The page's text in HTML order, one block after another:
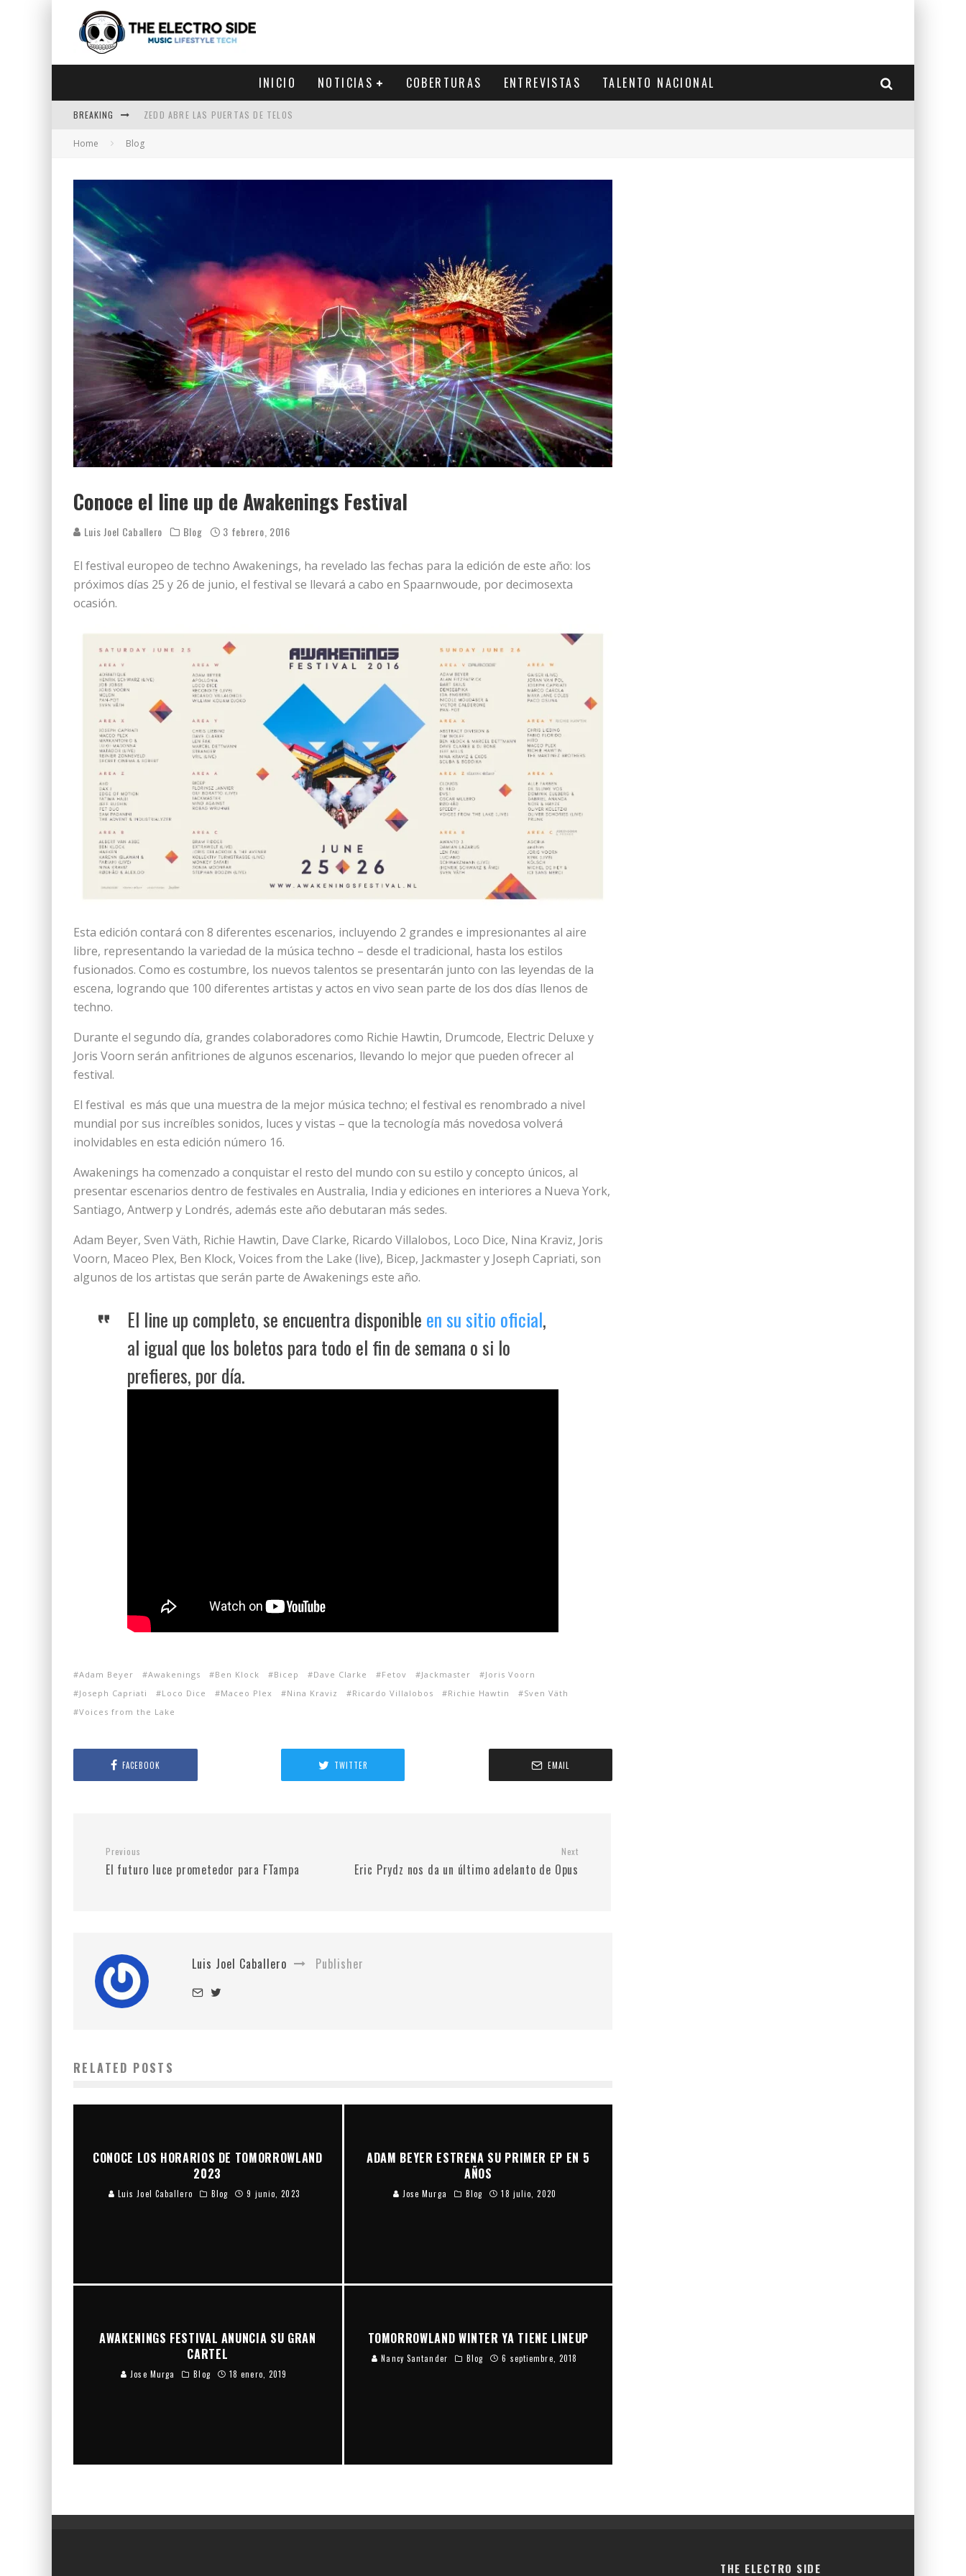
INICIO NOTICIAS COBERTURAS ENTREVISTAS TALENTO NACIONAL
BREAKING ZEDD ABRE LAS PUERTAS DE TELOS
ZEDD IN THE PARK VUELVE A LA
Home Blog
Conoce el line up de Awakenings Festival
Luis Joel Caballero Blog 3 febrero, 2016
El festival europeo de techno Awakenings, ha revelado las fechas para la edición de este año: los
próximos días 25 y 26 de junio, el festival se llevará a cabo en Spaarnwoude, por decimosexta
ocasión.
Esta edición contará con 8 diferentes escenarios, incluyendo 2 grandes e impresionantes al aire
libre, representando la variedad de la música techno – desde el tradicional, hasta los estilos
fusionados. Como es costumbre, los nuevos talentos se presentarán junto con las leyendas de la
escena, logrando que 100 diferentes artistas y actos en vivo sean parte de los dos días llenos de
techno.
Durante el segundo día, grandes colaboradores como Richie Hawtin, Drumcode, Electric Deluxe y
Joris Voorn serán anfitriones de algunos escenarios, llevando lo mejor que pueden ofrecer al
festival.
El festival es más que una muestra de la mejor música techno; el festival es renombrado a nivel
mundial por sus increíbles sonidos, luces y vistas – que la tecnología más novedosa volverá
inolvidables en esta edición número 16.
Awakenings ha comenzado a conquistar el resto del mundo con su estilo y concepto únicos, al
presentar escenarios dentro de festivales en Australia, India y ediciones en interiores a Nueva York,
Santiago, Antwerp y Londrés, además este año debutaran más sedes.
Adam Beyer, Sven Väth, Richie Hawtin, Dave Clarke, Ricardo Villalobos, Loco Dice, Nina Kraviz, Joris
Voorn, Maceo Plex, Ben Klock, Voices from the Lake (live), Bicep, Jackmaster y Joseph Capriati, son
algunos de los artistas que serán parte de Awakenings este año.
El line up completo, se encuentra disponible en su sitio oficial,
al igual que los boletos para todo el fin de semana o si lo
prefieres, por día.
Adam Beyer Awakenings Ben Klock Bicep Dave Clarke Fetov Jackmaster
Joris Voorn
Joseph Capriati
Loco Dice Maceo Plex Nina Kraviz Ricardo Villalobos Richie Hawtin
Sven Väth
Voices from the Lake
FACEBOOK TWITTER EMAIL
Previous
El futuro luce prometedor para FTampa
Next
Eric Prydz nos da un último adelanto de Opus
Luis Joel Caballero Publisher
RELATED POSTS
CONOCE LOS HORARIOS DE TOMORROWLAND
2023
Luis Joel Caballero Blog 9 junio, 2023
ADAM BEYER ESTRENA SU PRIMER EP EN 5
AÑOS
Jose Murga Blog 18 julio, 2020
AWAKENINGS FESTIVAL ANUNCIA SU GRAN
CARTEL
Jose Murga Blog 18 enero, 2019
TOMORROWLAND WINTER YA TIENE LINEUP
Nancy Santander Blog 6 septiembre, 2018
THE ELECTRO SIDE